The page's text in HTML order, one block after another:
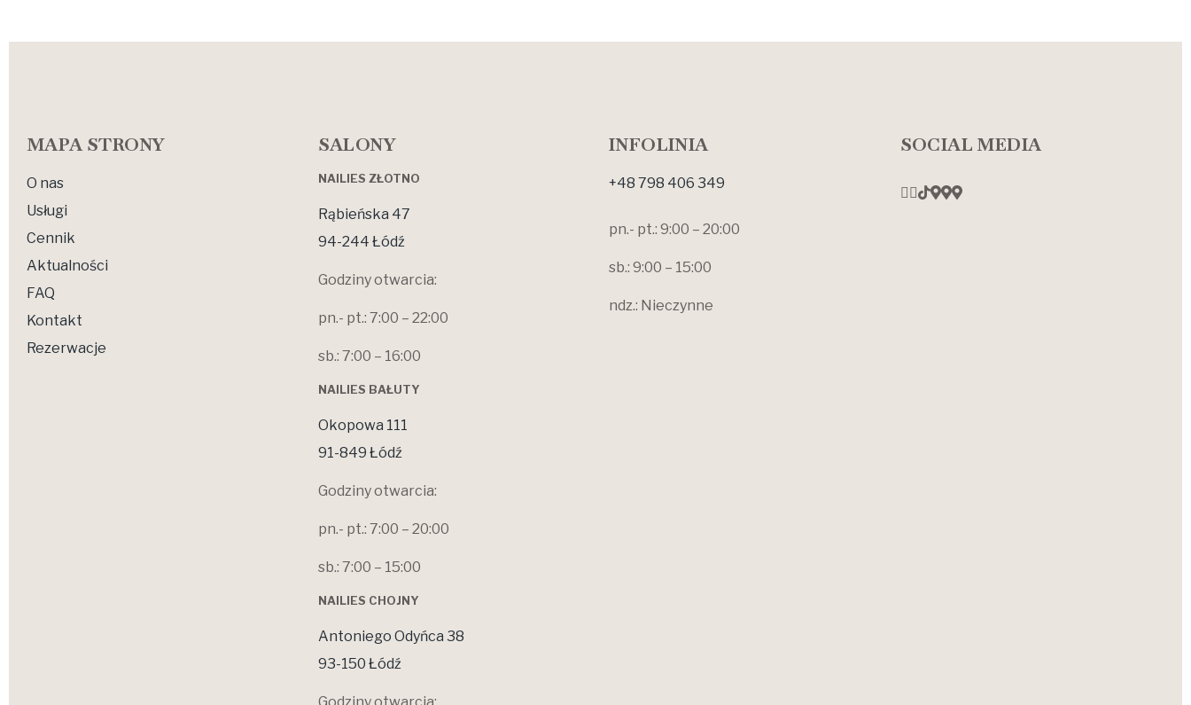
MAPA STRONY
O nas
Usługi
Cennik
Aktualności
FAQ
Kontakt
Rezerwacje
SALONY
NAILIES ZŁOTNO
Rąbieńska 47
94-244 Łódź
Godziny otwarcia:
pn.- pt.: 7:00 – 22:00
sb.: 7:00 – 16:00
NAILIES BAŁUTY
Okopowa 111
91-849 Łódź
Godziny otwarcia:
pn.- pt.: 7:00 – 20:00
sb.: 7:00 – 15:00
NAILIES CHOJNY
Antoniego Odyńca 38
93-150 Łódź
Godziny otwarcia:
INFOLINIA
+48 798 406 349
pn.- pt.: 9:00 – 20:00
sb.: 9:00 – 15:00
ndz.: Nieczynne
SOCIAL MEDIA